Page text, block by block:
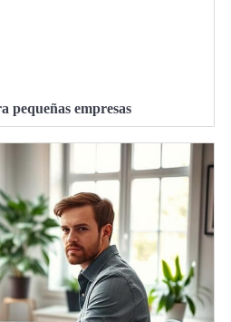
pequeñas empresas